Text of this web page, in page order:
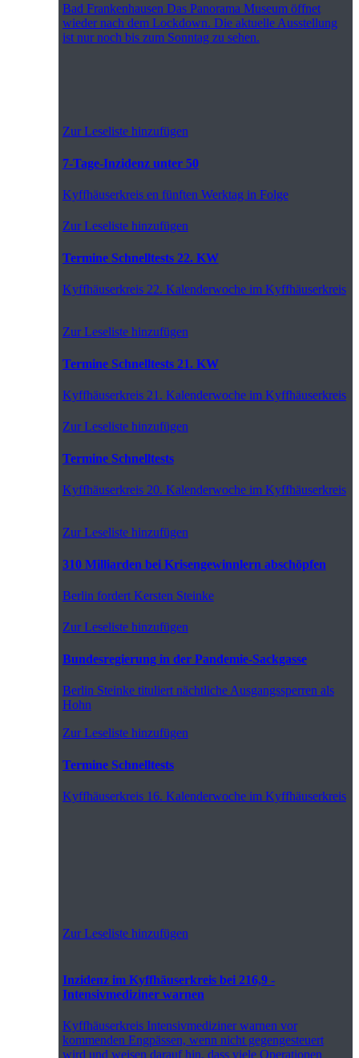
Bad Frankenhausen Das Panorama Museum öffnet
wieder nach dem Lockdown. Die aktuelle Ausstellung
ist nur noch bis zum Sonntag zu sehen.
Zur Leseliste hinzufügen
7-Tage-Inzidenz unter 50
Kyffhäuserkreisen fünften Werktag in Folge
Zur Leseliste hinzufügen
Termine Schnelltests 22. KW
Kyffhäuserkreis22. Kalenderwoche im Kyffhäuserkreis
Zur Leseliste hinzufügen
Termine Schnelltests 21. KW
Kyffhäuserkreis21. Kalenderwoche im Kyffhäuserkreis
Zur Leseliste hinzufügen
Termine Schnelltests
Kyffhäuserkreis20. Kalenderwoche im Kyffhäuserkreis
Zur Leseliste hinzufügen
310 Milliarden bei Krisengewinnlern abschöpfen
Berlin fordert Kersten Steinke
Zur Leseliste hinzufügen
Bundesregierung in der Pandemie-Sackgasse
Berlin Steinke tituliert nächtliche Ausgangssperren als
Hohn
Zur Leseliste hinzufügen
Termine Schnelltests
Kyffhäuserkreis16. Kalenderwoche im Kyffhäuserkreis
Zur Leseliste hinzufügen
Inzidenz im Kyffhäuserkreis bei 216,9 -
Intensivmediziner warnen
KyffhäuserkreisIntensivmediziner warnen vor
kommenden Engpässen, wenn nicht gegengesteuert
wird und weisen darauf hin, dass viele Operationen